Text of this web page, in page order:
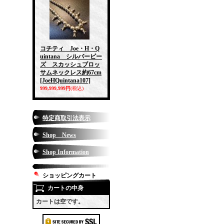
コチティ Joe・H・Q
uintana シルバービー
ズ スカッシュブロッ
サムネックレス約67cm
[JoeHQuintana107]
999,999,999円(税込)
特定商取引法表示
Shop News
Shop Information
ショッピングカート
カートの中身
カートは空です。